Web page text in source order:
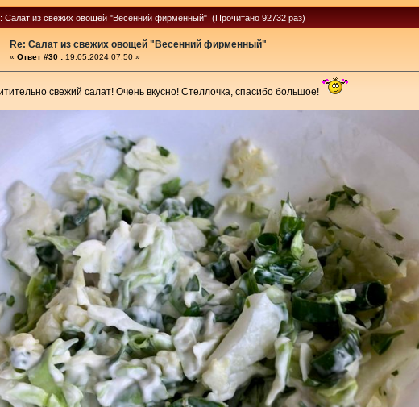
Салат из свежих овощей "Весенний фирменный" (Прочитано 92732 раз)
Re: Салат из свежих овощей "Весенний фирменный"
« Ответ #30 : 19.05.2024 07:50 »
свежий салат! Очень вкусно! Стеллочка, спасибо большое!